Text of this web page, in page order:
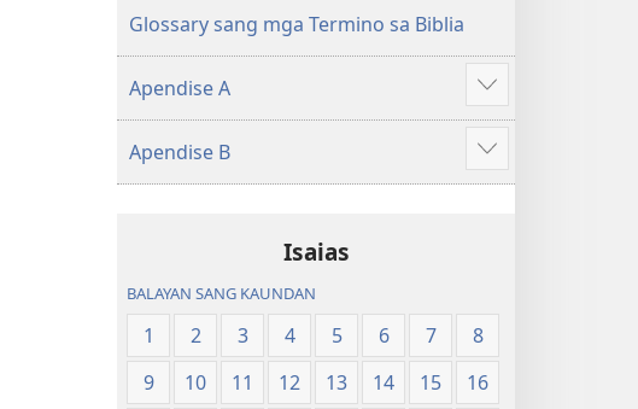
Glossary sang mga Termino sa Biblia
Apendise A
Ipakita
ang
iban
pa
Apendise B
Ipakita
ang
Isaias
BALAYAN SANG KAUNDAN
1 2 3 4 5 6 7
8
9
10 11 12 13 14 15
16